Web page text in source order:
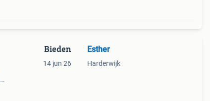
Bieden
14 jun 26
Esther
Harderwijk